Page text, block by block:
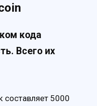
кода
Всего их
составляет 5000